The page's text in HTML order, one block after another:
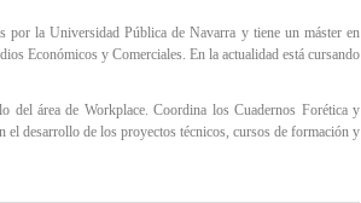
por la Universidad Pública de Navarra y tiene un máster en
Económicos y Comerciales. En la actualidad está cursando
del área de Workplace. Coordina los Cuadernos Forética y
el desarrollo de los proyectos técnicos, cursos de formación y